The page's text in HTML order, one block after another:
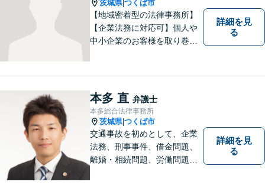
茨城県|つくば市
【地域密着型の法律事務所】
【企業法務に対応可】個人や
中小企業のお客様を取り巻く
す。また、相続分野では相続
人38名の案件の対応経験がご
ざいます。ぜひ、お気軽にご
相談ください。
詳細を見
る
本多 直 弁護士
本多総合法律事務所
茨城県|つくば市
交通事故を初めとして、企業
法務、刑事事件、借金問題、
離婚・相続問題、労働問題そ
詳細を見
る